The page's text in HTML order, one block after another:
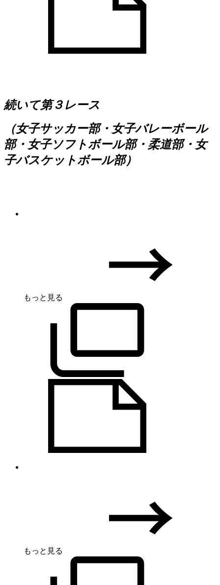
続いて第３レース
（女子サッカー部・女子バレーボール
部・女子ソフトボール部・柔道部・女
子バスケットボール部）
もっと見る
もっと見る